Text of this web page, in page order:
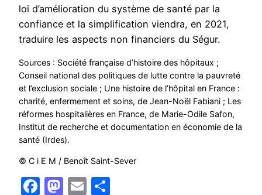
loi d’amélioration du système de santé par la
confiance et la simplification viendra, en 2021,
traduire les aspects non financiers du Ségur.
Sources : Société française d’histoire des hôpitaux ;
Conseil national des politiques de lutte contre la pauvreté
et l’exclusion sociale ; Une histoire de l’hôpital en France :
charité, enfermement et soins, de Jean-Noël Fabiani ; Les
réformes hospitalières en France, de Marie-Odile Safon,
Institut de recherche et documentation en économie de la
santé (Irdes).
© C i E M / Benoît Saint-Sever
Facebook
Mastodon
Email